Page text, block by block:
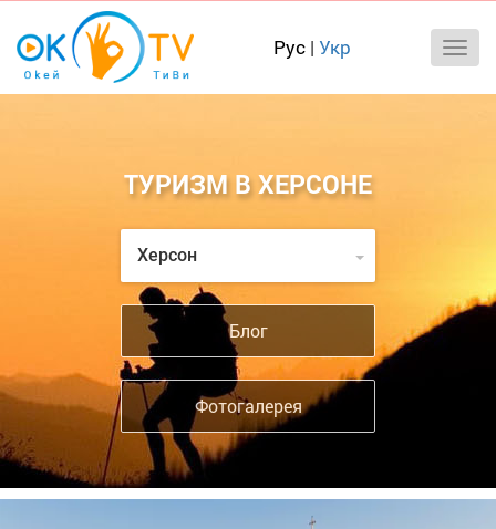
Рус | Укр
ТУРИЗМ В ХЕРСОНЕ
Херсон
Блог
Фотогалерея